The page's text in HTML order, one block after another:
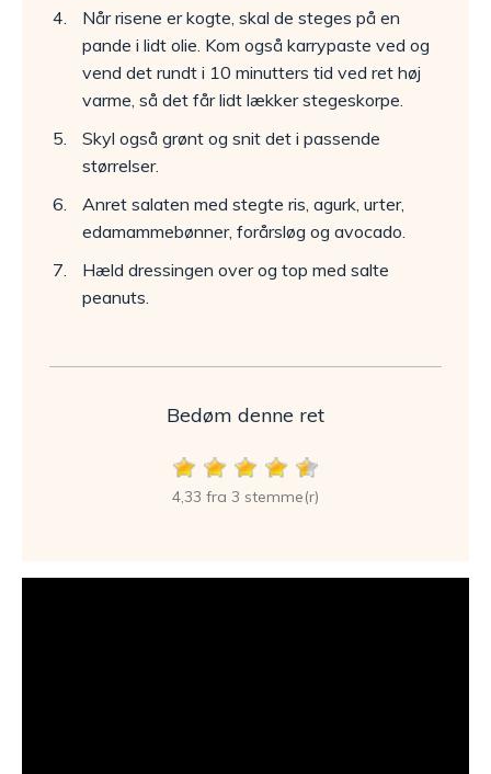
Når risene er kogte, skal de steges på en
pande i lidt olie. Kom også karrypaste ved og
vend det rundt i 10 minutters tid ved ret høj
varme, så det får lidt lækker stegeskorpe.
Skyl også grønt og snit det i passende
størrelser.
Anret salaten med stegte ris, agurk, urter,
edamammebønner, forårsløg og avocado.
Hæld dressingen over og top med salte
peanuts.
Bedøm denne ret
4,33 fra 3 stemme(r)